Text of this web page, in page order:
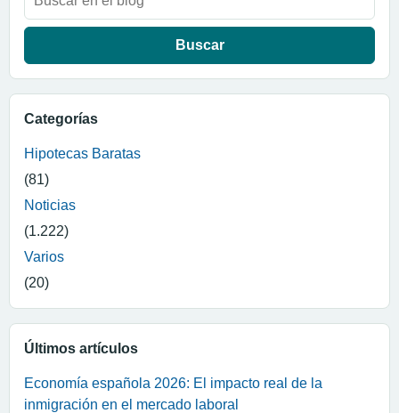
Categorías
Hipotecas Baratas
(81)
Noticias
(1.222)
Varios
(20)
Últimos artículos
Economía española 2026: El impacto real de la
inmigración en el mercado laboral